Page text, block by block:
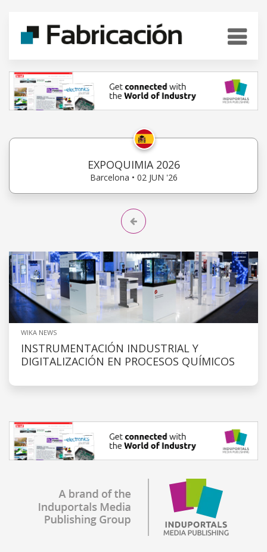
EXPOQUIMIA 2026
Barcelona • 02 JUN '26
WIKA NEWS
INSTRUMENTACIÓN INDUSTRIAL Y
DIGITALIZACIÓN EN PROCESOS QUÍMICOS